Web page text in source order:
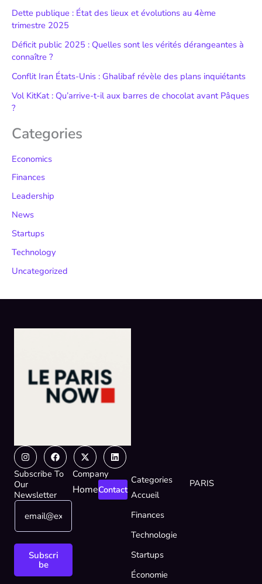
Dette publique : État des lieux et évolutions au 4ème
trimestre 2025
Déficit public 2025 : Quelles sont les vérités dérangeantes à
connaître ?
Conflit Iran États-Unis : Ghalibaf révèle des plans inquiétants
Vol KitKat : Qu’arrive-t-il aux barres de chocolat avant Pâques
?
Categories
Economics
Finances
Leadership
News
Startups
Technology
Uncategorized
InstagramFacebook
X-
twitter
Linkedin
Subscribe To
Our
Newsletter
*
m
*
E
a
Subscri
be
Company
HomeContact
Categories
Accueil
Finances
Technologie
Startups
Économie
PARIS